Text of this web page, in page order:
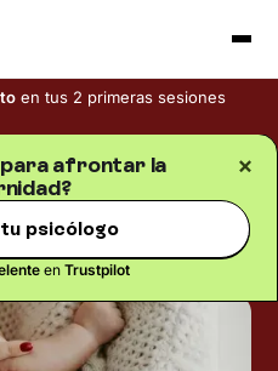
en tus 2 primeras sesiones
para afrontar la
psicólogo
en Trustpilot
Tiempo de lectura
cómo
maternidad